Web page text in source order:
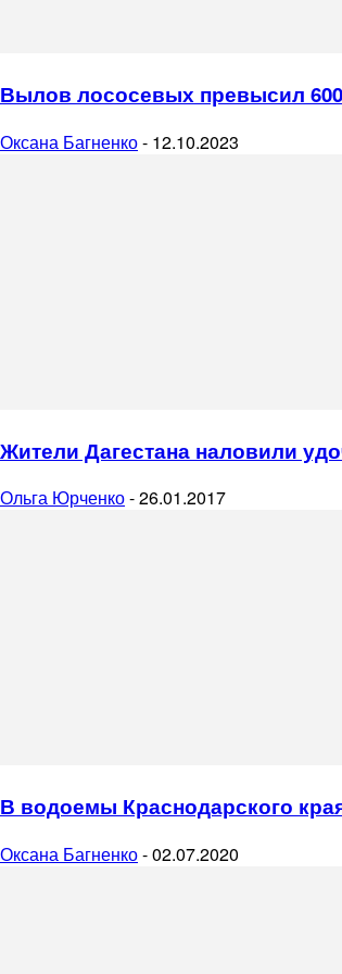
Вылов лососевых превысил
Оксана Багненко- 12.10.2023
Жители Дагестана наловили
Ольга Юрченко-26.01.2017
В водоемы Краснодарского
Оксана Багненко-02.07.2020